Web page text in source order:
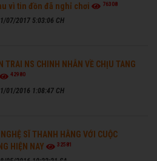
vì tin đồn đã nghỉ chơi
76308
07/2017 5:03:06 CH
TRAI NS CHINH NHẪN VỀ CHỊU TANG
42980
01/2016 1:08:47 CH
NGHỆ SĨ THANH HẰNG VỚI CUỘC
HIỆN NAY
32581